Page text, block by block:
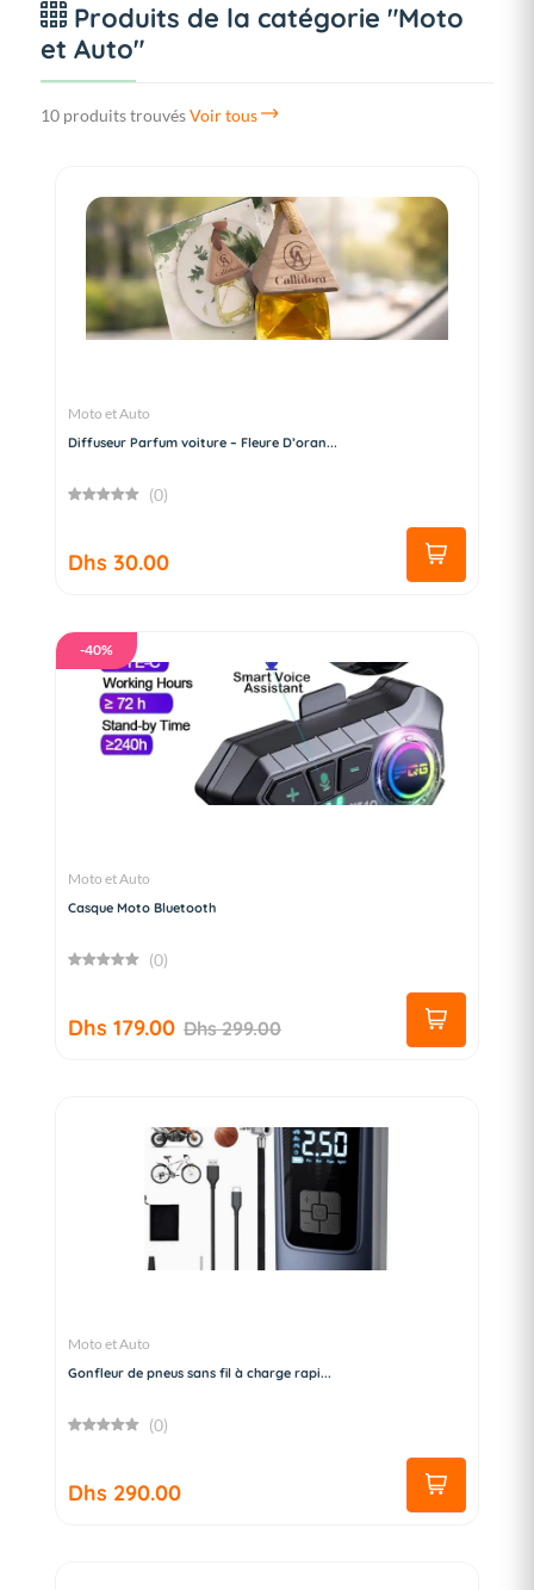
Produits de la catégorie "Moto
et Auto"
10 produits trouvésVoir tous
Moto et Auto
Diffuseur Parfum voiture – Fleure D’oran...
(0)
Dhs 30.00
-40%
Moto et Auto
Casque Moto Bluetooth
(0)
Dhs 179.00 Dhs 299.00
Moto et Auto
Gonfleur de pneus sans fil à charge rapi...
(0)
Dhs 290.00